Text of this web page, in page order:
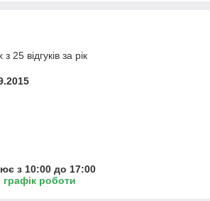
відбувається в той же день
карткою будь-якого банку.
25 відгуків за рік
з 10:00 до 17:00
роботи